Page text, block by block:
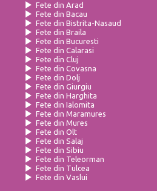
Fete din Arad
Fete din Bacau
Fete din Bistrita-Nasaud
Fete din Braila
Fete din Bucuresti
Fete din Calarasi
Fete din Cluj
Fete din Covasna
Fete din Dolj
Fete din Giurgiu
Fete din Harghita
Fete din Ialomita
Fete din Maramures
Fete din Mures
Fete din Olt
Fete din Salaj
Fete din Sibiu
Fete din Teleorman
Fete din Tulcea
Fete din Vaslui